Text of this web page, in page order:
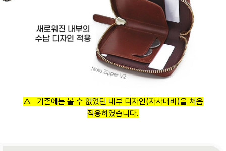
△ 기존에는 볼 수 없었던 내부 디자인(자사대비)을 처음
적용하였습니다.